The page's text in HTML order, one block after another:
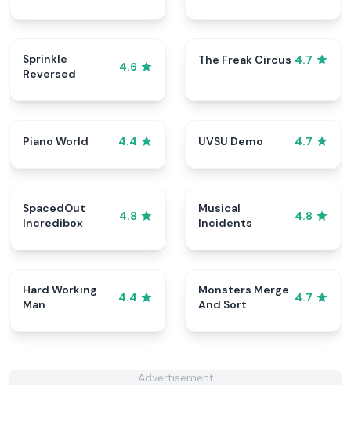
Sprinkle
Reversed
4.6
The Freak Circus 4.7
Piano World 4.4 UVSU Demo 4.7
SpacedOut
Incredibox
4.8
Musical
Incidents
4.8
Hard Working
Man
4.4
Monsters Merge
And Sort
4.7
Advertisement